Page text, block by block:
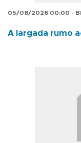
05/08/2026 00:00 -
A largada rumo